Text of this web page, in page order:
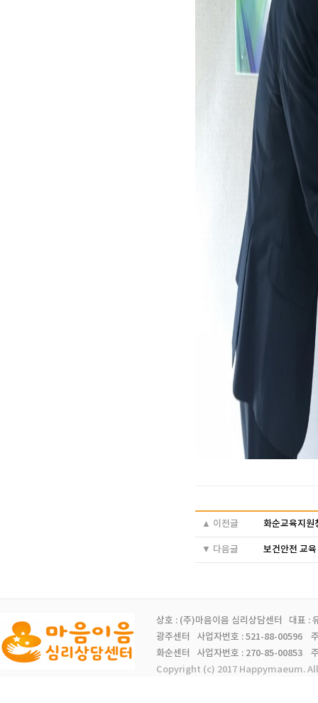
▲ 이전글 화순교육지원
▼ 다음글 보건안전 교
상호 : (주)마음이음 심리상담센터 대표 :
광주센터 사업자번호 : 521-88-00596
화순센터 사업자번호 : 270-85-00853
Copyright (c) 2017 Happymaeum.